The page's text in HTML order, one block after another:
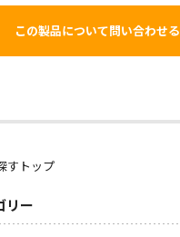
この製品について問い合わせる
すトップ
リー